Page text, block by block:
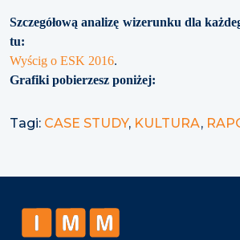
Szczegółową analizę wizerunku dla
tu:
Wyścig o ESK 2016.
Grafiki pobierzesz poniżej:
Tagi: CASE STUDY, KULTURA,